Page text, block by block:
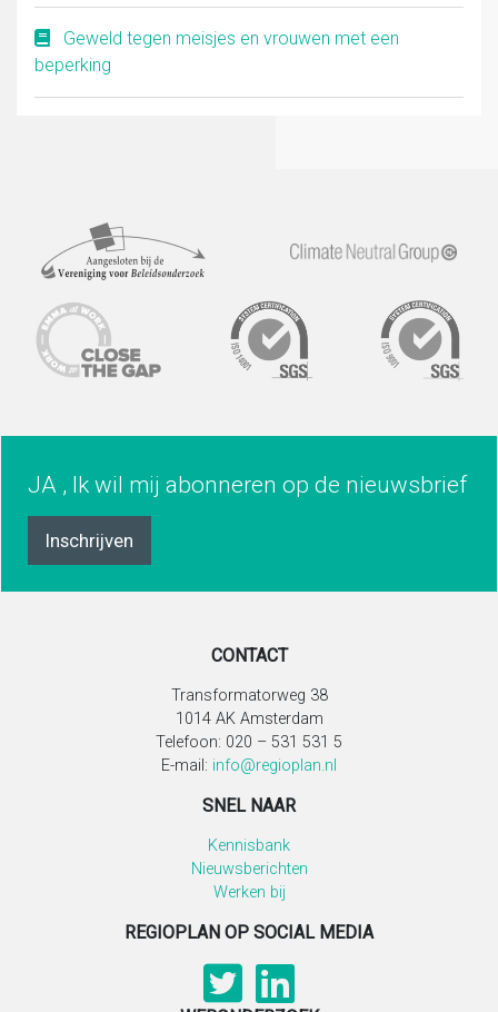
Geweld tegen meisjes en vrouwen met een
beperking
JA , Ik wil mij abonneren op de nieuwsbrief
Inschrijven
CONTACT
Transformatorweg 38
1014 AK Amsterdam
Telefoon: 020 – 531 531 5
E-mail: info@regioplan.nl
SNEL NAAR
Kennisbank
Nieuwsberichten
Werken bij
REGIOPLAN OP SOCIAL MEDIA